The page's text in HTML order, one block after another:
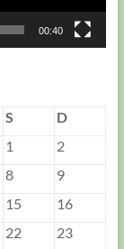
00:40
S
D
1
2
8
9
15
16
22
23